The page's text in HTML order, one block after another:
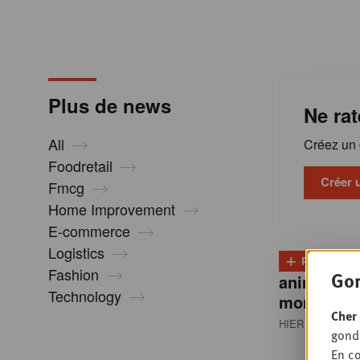
Plus de news
All
Foodretail
Fmcg
Home Improvement
E-commerce
Logistics
Fashion
Technology
Ne
Créez un
Créer
+ PLUS
animale
montée en
HIER 13:00•
En